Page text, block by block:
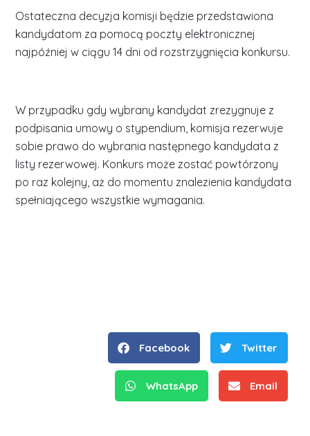
Ostateczna decyzja komisji będzie przedstawiona
kandydatom za pomocą poczty elektronicznej
najpóźniej w ciągu 14 dni od rozstrzygnięcia konkursu.
W przypadku gdy wybrany kandydat zrezygnuje z
podpisania umowy o stypendium, komisja rezerwuje
sobie prawo do wybrania następnego kandydata z
listy rezerwowej. Konkurs może zostać powtórzony
po raz kolejny, aż do momentu znalezienia kandydata
spełniającego wszystkie wymagania.
Facebook Twitter
WhatsApp Email